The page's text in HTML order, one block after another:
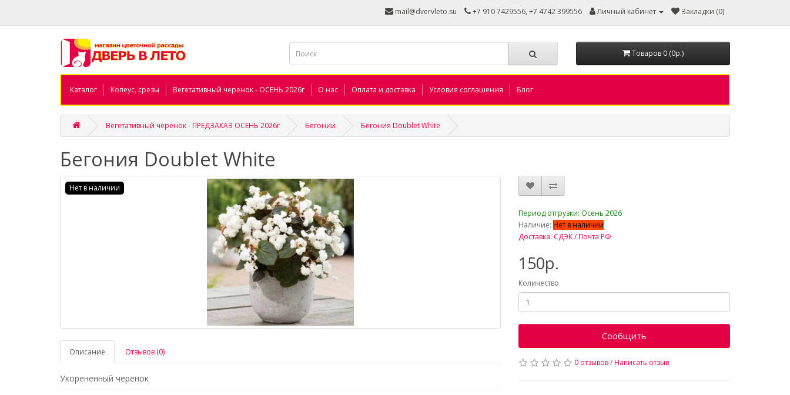
mail@dvervleto.su +7 910 7429556, +7 4742 399556 Личный кабинет Закладки (0)
Товаров 0 (0р.)
Каталог Колеус, срезы Вегетативный черенок - ОСЕНЬ 2026г О нас Оплата и доставка Условия соглашения Блог
Вегетативный черенок - ПРЕДЗАКАЗ ОСЕНЬ 2026г Бегонии Бегония Doublet White
Бегония Doublet White
Нет в наличии
Описание Отзывов (0)
Укорененный черенок
Период отгрузки: Осень 2026
Наличие: Нет в наличии
Доставка: СДЭК / Почта РФ
150р.
Количество
Сообщить
0 отзывов/Написать отзыв